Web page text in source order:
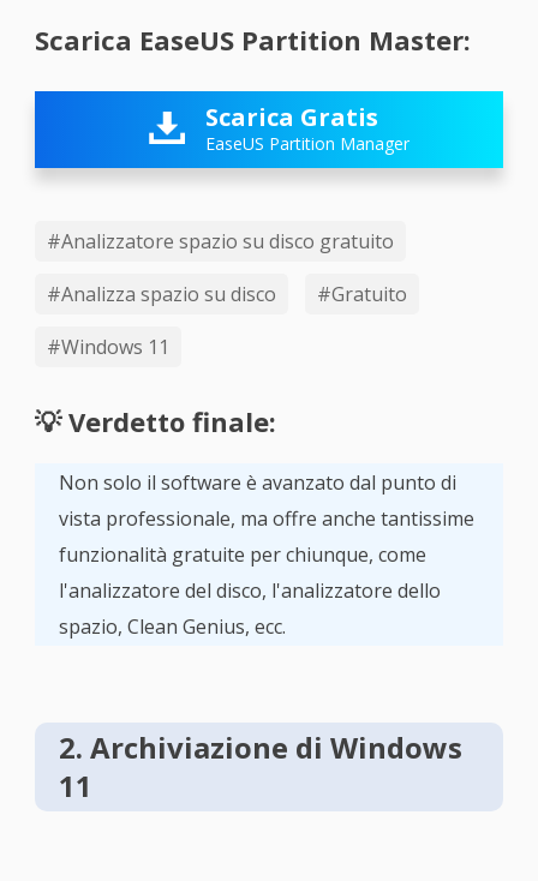
Scarica EaseUS Partition Master:
 Scarica Gratis
EaseUS Partition Manager
#Analizzatore spazio su disco gratuito
#Analizza spazio su disco
#Gratuito
#Windows 11
💡 Verdetto finale:
Non solo il software è avanzato dal punto di
vista professionale, ma offre anche tantissime
funzionalità gratuite per chiunque, come
l'analizzatore del disco, l'analizzatore dello
spazio, Clean Genius, ecc.
2. Archiviazione di Windows
11